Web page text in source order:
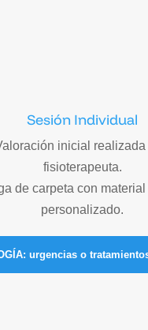
Sesión Individual
inicial realizada
fisioterapeuta.
de carpeta con
personalizado.
urgencias o